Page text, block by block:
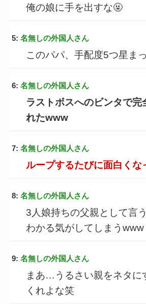
俺の娘に手を出すな🤬
5: 名無しの外国人さん
このパパ、手配度5つ星ま
6: 名無しの外国人さん
ラストボスへのビンタで完
れたwww
7: 名無しの外国人さん
ループするたびに面白くな
8: 名無しの外国人さん
3人娘持ちの父親として言
わかる気がしてしまうwww
9: 名無しの外国人さん
まあ…うるさい親をネタに
くれよな笑